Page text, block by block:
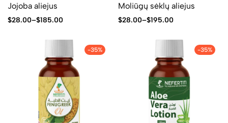
Jojoba aliejus
$28.00–$185.00
Moliūgų sėklų aliejus
$28.00–$195.00
-35% -35%